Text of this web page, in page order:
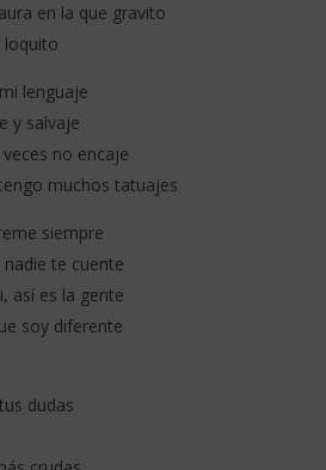
NOW VIEWING
Así (Letra)
en la que gravito
loquito
lenguaje
y salvaje
no encaje
muchos tatuajes
siempre
te cuente
así es la gente
soy diferente
dudas